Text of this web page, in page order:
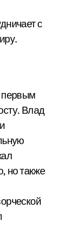
с
первым
Влад
но также